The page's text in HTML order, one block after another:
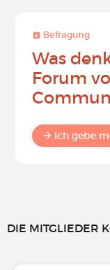
Befragung
Was
Forum
Ich gebe
DIE MITGLIEDER